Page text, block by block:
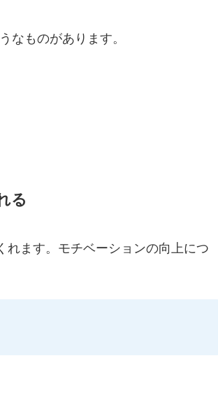
なものがあります。
る
れます。モチベーションの向上につ